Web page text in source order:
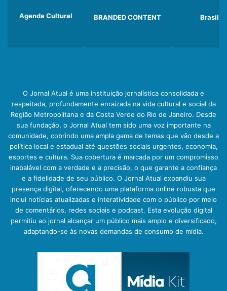
Agenda Cultural BRANDED CONTENT Brasil
O Jornal Atual é uma instituição jornalística consolidada e
respeitada, profundamente enraizada na vida cultural e social da
Região Metropolitana e da Costa Verde do Rio de Janeiro. Desde
sua fundação, o Jornal Atual tem sido uma voz importante na
comunidade, cobrindo uma ampla gama de temas que vão desde a
política local e estadual até questões sociais urgentes, economia,
esportes e cultura. Sua cobertura é marcada por um compromisso
inabalável com a verdade e a precisão, o que garante a confiança
e a fidelidade de seu público. O Jornal Atual expandiu sua
presença digital, oferecendo uma plataforma online robusta que
inclui notícias atualizadas e interatividade com o público por meio
de comentários, redes sociais e podcast. Esta evolução digital
permitiu ao jornal alcançar um público mais amplo e diversificado,
adaptando-se às novas demandas de consumo de mídia.